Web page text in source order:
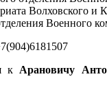
Волховского и
Военного
к Арановичу